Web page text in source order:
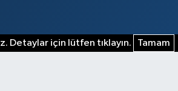
Detaylar için lütfen tıklayın. Tamam